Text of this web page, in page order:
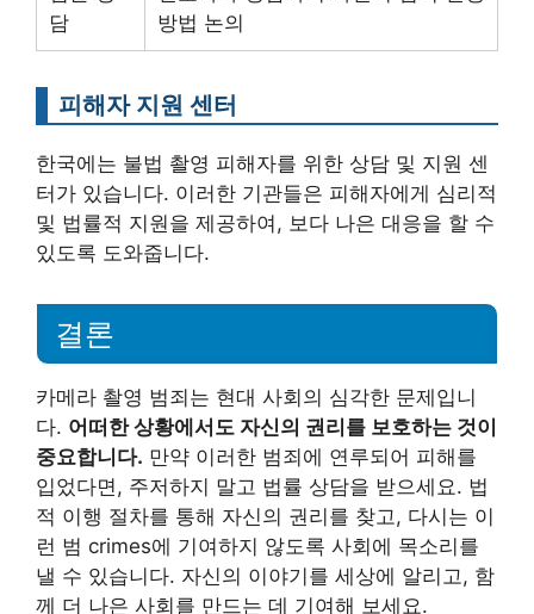
담
방법 논의
피해자 지원 센터
한국에는 불법 촬영 피해자를 위한 상담 및 지원 센
터가 있습니다. 이러한 기관들은 피해자에게 심리적
및 법률적 지원을 제공하여, 보다 나은 대응을 할 수
있도록 도와줍니다.
결론
카메라 촬영 범죄는 현대 사회의 심각한 문제입니
다. 어떠한 상황에서도 자신의 권리를 보호하는 것이
중요합니다. 만약 이러한 범죄에 연루되어 피해를
입었다면, 주저하지 말고 법률 상담을 받으세요. 법
적 이행 절차를 통해 자신의 권리를 찾고, 다시는 이
런 범 crimes에 기여하지 않도록 사회에 목소리를
낼 수 있습니다. 자신의 이야기를 세상에 알리고, 함
께 더 나은 사회를 만드는 데 기여해 보세요.